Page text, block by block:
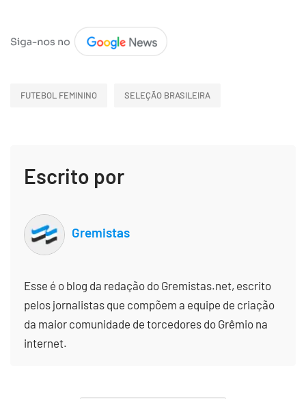
FUTEBOL FEMININO SELEÇÃO BRASILEIRA
Escrito por
Gremistas
Esse é o blog da redação do Gremistas.net, escrito
pelos jornalistas que compõem a equipe de criação
da maior comunidade de torcedores do Grêmio na
internet.